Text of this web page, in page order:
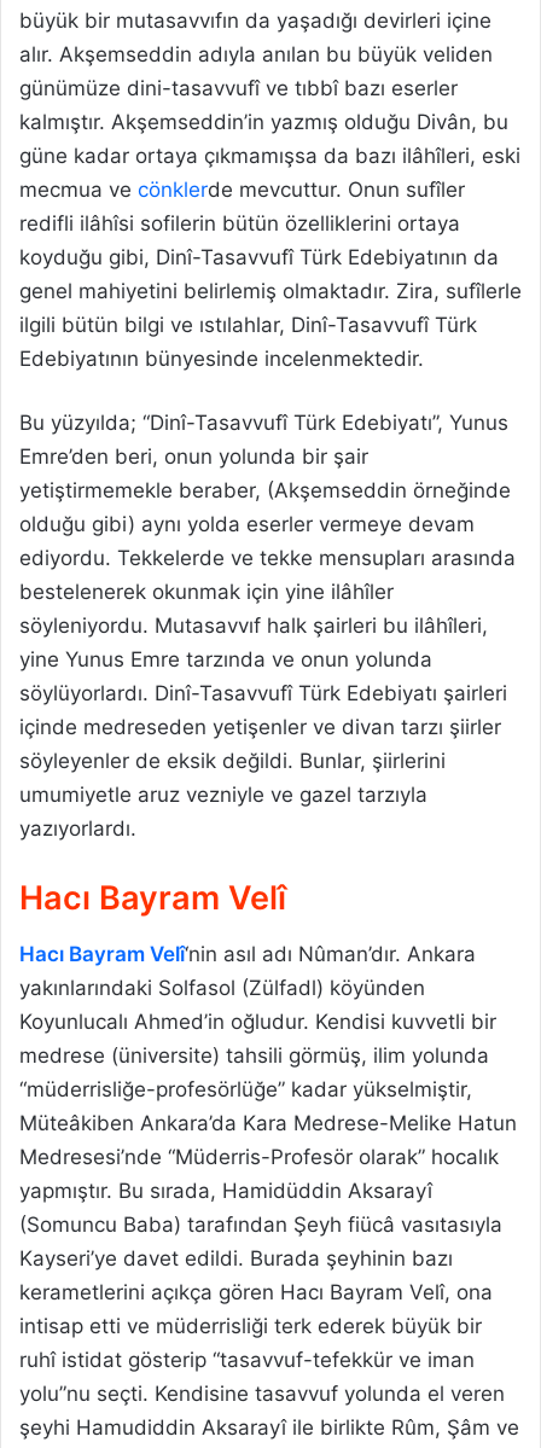
büyük bir mutasavvıfın da yaşadığı devirleri içine
alır. Akşemseddin adıyla anılan bu büyük veliden
günümüze dini-tasavvufî ve tıbbî bazı eserler
kalmıştır. Akşemseddin’in yazmış olduğu Divân, bu
güne kadar ortaya çıkmamışsa da bazı ilâhîleri, eski
mecmua ve cönklerde mevcuttur. Onun sufîler
redifli ilâhîsi sofilerin bütün özelliklerini ortaya
koyduğu gibi, Dinî-Tasavvufî Türk Edebiyatının da
genel mahiyetini belirlemiş olmaktadır. Zira, sufîlerle
ilgili bütün bilgi ve ıstılahlar, Dinî-Tasavvufî Türk
Edebiyatının bünyesinde incelenmektedir.
Bu yüzyılda; “Dinî-Tasavvufî Türk Edebiyatı”, Yunus
Emre’den beri, onun yolunda bir şair
yetiştirmemekle beraber, (Akşemseddin örneğinde
olduğu gibi) aynı yolda eserler vermeye devam
ediyordu. Tekkelerde ve tekke mensupları arasında
bestelenerek okunmak için yine ilâhîler
söyleniyordu. Mutasavvıf halk şairleri bu ilâhîleri,
yine Yunus Emre tarzında ve onun yolunda
söylüyorlardı. Dinî-Tasavvufî Türk Edebiyatı şairleri
içinde medreseden yetişenler ve divan tarzı şiirler
söyleyenler de eksik değildi. Bunlar, şiirlerini
umumiyetle aruz vezniyle ve gazel tarzıyla
yazıyorlardı.
Hacı Bayram Velî
Hacı Bayram Velî‘nin asıl adı Nûman’dır. Ankara
yakınlarındaki Solfasol (Zülfadl) köyünden
Koyunlucalı Ahmed’in oğludur. Kendisi kuvvetli bir
medrese (üniversite) tahsili görmüş, ilim yolunda
“müderrisliğe-profesörlüğe” kadar yükselmiştir,
Müteâkiben Ankara’da Kara Medrese-Melike Hatun
Medresesi’nde “Müderris-Profesör olarak” hocalık
yapmıştır. Bu sırada, Hamidüddin Aksarayî
(Somuncu Baba) tarafından Şeyh fiücâ vasıtasıyla
Kayseri’ye davet edildi. Burada şeyhinin bazı
kerametlerini açıkça gören Hacı Bayram Velî, ona
intisap etti ve müderrisliği terk ederek büyük bir
ruhî istidat gösterip “tasavvuf-tefekkür ve iman
yolu”nu seçti. Kendisine tasavvuf yolunda el veren
şeyhi Hamudiddin Aksarayî ile birlikte Rûm, Şâm ve